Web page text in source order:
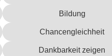
Bildung
Chancengleichheit
Dankbarkeit zeigen